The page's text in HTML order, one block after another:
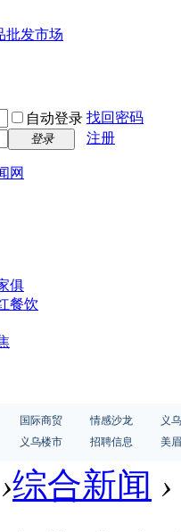
批发市场
自动登录 找回密码
登录 注册
网
俱
餐饮
国际商贸 情感沙龙
义
义乌楼市 招聘信息 美
›综合新闻 ›